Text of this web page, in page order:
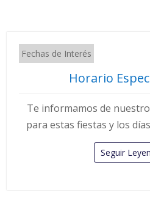
Fechas de Interés
Horario
Te informamos de
para estas fiestas y los
Seguir